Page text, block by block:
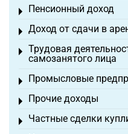
Пенсионный доход
Toggle menu
Доход от сдачи в
Toggle menu
Трудовая
самозанятого лица
Toggle menu
Промысловые
Toggle menu
Прочие доходы
Toggle menu
Частные сделки
Toggle menu